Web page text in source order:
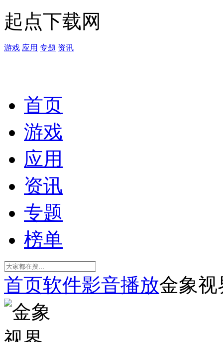
起点下载网
游戏 应用 专题 资讯
首页
游戏
应用
资讯
专题
榜单
首页软件影音播放金象视